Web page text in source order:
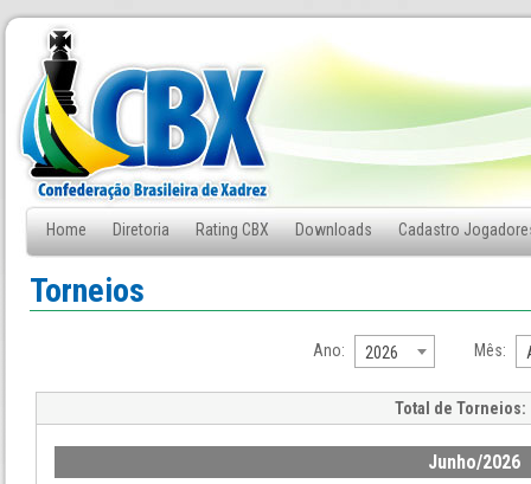
Home Diretoria Rating CBX Downloads Cadastro
Fale Conosco
Torneios
Ano: 2026 Mês:
Total de Torneios:
Junho/2026